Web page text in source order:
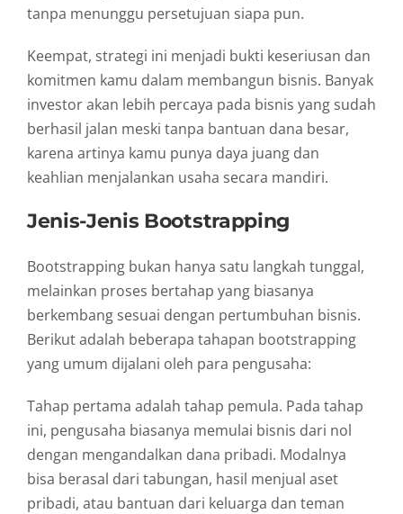
tanpa menunggu persetujuan siapa pun.
Keempat, strategi ini menjadi bukti keseriusan dan
komitmen kamu dalam membangun bisnis. Banyak
investorakan lebih percaya pada bisnis yang sudah
berhasil jalan meski tanpa bantuan dana besar,
karena artinya kamu punya daya juang dan
keahlian menjalankan usaha secara mandiri.
Jenis-Jenis Bootstrapping
Bootstrapping bukan hanya satu langkah tunggal,
melainkan proses bertahap yang biasanya
berkembang sesuai dengan pertumbuhan bisnis.
Berikutadalah beberapa tahapan bootstrapping
yang umum dijalani oleh para pengusaha:
Tahap pertama adalah tahap pemula. Pada tahap
ini, pengusaha biasanya memulai bisnis dari nol
dengan mengandalkan dana pribadi. Modalnya
bisa berasal dari tabungan, hasil menjual aset
pribadi, atau bantuan dari keluarga dan teman